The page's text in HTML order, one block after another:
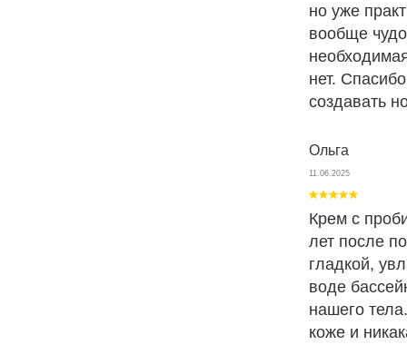
но уже
вообще
нет.
создавать
Ольга
11.06.2025
Крем с
лет после
гладкой,
воде
нашего
коже и